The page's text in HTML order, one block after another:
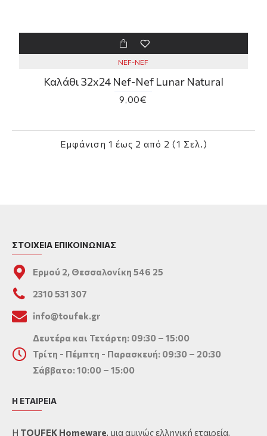
NEF-NEF
Καλάθι 32x24 Nef-Nef Lunar Natural
9,00€
Εμφάνιση 1 έως 2 από 2 (1 Σελ.)
ΣΤΟΙΧΕΙΑ ΕΠΙΚΟΙΝΩΝΙΑΣ
Ερμού 2, Θεσσαλονίκη 546 25
2310 531 307
info@toufek.gr
Δευτέρα και Τετάρτη: 09:30 – 15:00
Τρίτη - Πέμπτη - Παρασκευή: 09:30 – 20:30
Σάββατο: 10:00 – 15:00
Η ΕΤΑΙΡΕΙΑ
Η TOUFEK Homeware, μια αμιγώς ελληνική εταιρεία,